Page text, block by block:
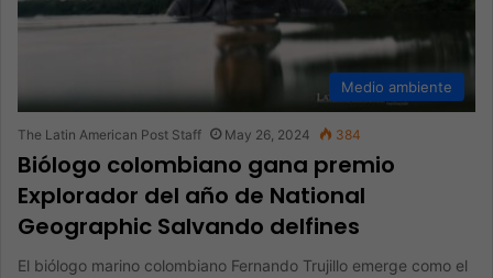
Medio ambiente
The Latin American Post Staff May 26, 2024 384
Biólogo colombiano gana premio
Explorador del año de National
Geographic Salvando delfines
El biólogo marino colombiano Fernando Trujillo emerge como el